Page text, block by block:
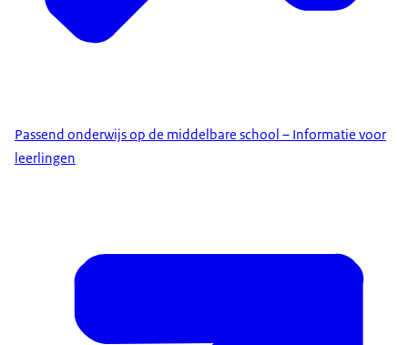
Passend onderwijs op de middelbare school – Informatie voor
leerlingen